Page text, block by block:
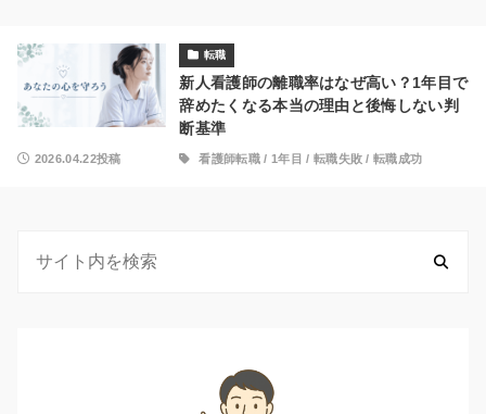
転職
新人看護師の離職率はなぜ高い？1年目で
辞めたくなる本当の理由と後悔しない判
断基準
2026.04.22投稿 看護師転職/ 1年目 / 転職失敗 /転職成功